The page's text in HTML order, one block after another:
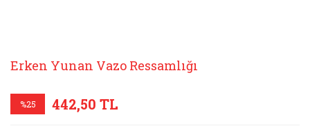
Erken Yunan Vazo Ressamlığı
%25 442,50 TL